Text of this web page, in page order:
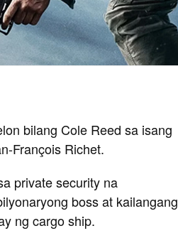
bilang Cole Reed sa isang
François Richet.
private security na
boss at kailangang
ng cargo ship.